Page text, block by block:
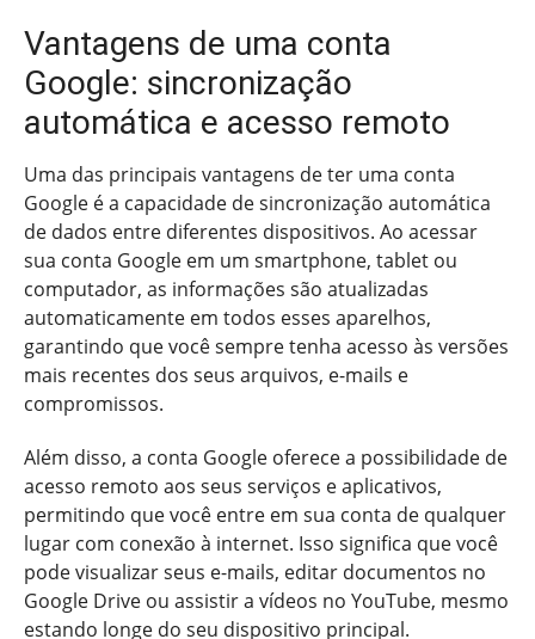
Vantagens de uma conta
Google: sincronização
automática e acesso remoto
Uma das principais vantagens de ter uma conta
Google é a capacidade de sincronização automática
de dados entre diferentes dispositivos. Ao acessar
sua conta Google em um smartphone, tablet ou
computador, as informações são atualizadas
automaticamente em todos esses aparelhos,
garantindo que você sempre tenha acesso às versões
mais recentes dos seus arquivos, e-mails e
compromissos.
Além disso, a conta Google oferece a possibilidade de
acesso remoto aos seus serviços e aplicativos,
permitindo que você entre em sua conta de qualquer
lugar com conexão à internet. Isso significa que você
pode visualizar seus e-mails, editar documentos no
Google Drive ou assistir a vídeos no YouTube, mesmo
estando longe do seu dispositivo principal.